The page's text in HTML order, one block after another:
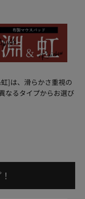
]は、滑らかさ重視の
なるタイプからお選び